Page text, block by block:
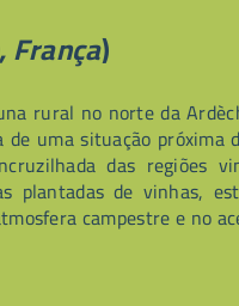
França)
rural no norte da
de uma situação próxima
das regiões
plantadas de vinhas,
campestre e no